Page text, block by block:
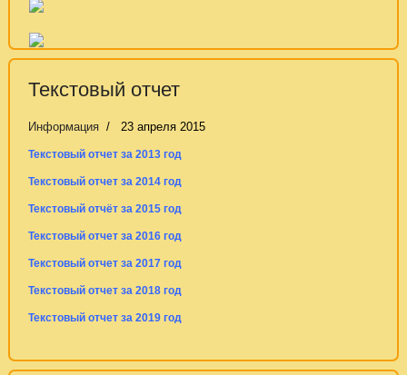
Текстовый отчет
Информация 23 апреля 2015
Текстовый отчет за 2013 год
Текстовый отчет за 2014 год
Текстовый отчёт за 2015 год
Текстовый отчет за 2016 год
Текстовый отчет за 2017 год
Текстовый отчет за 2018 год
Текстовый отчет за 2019 год